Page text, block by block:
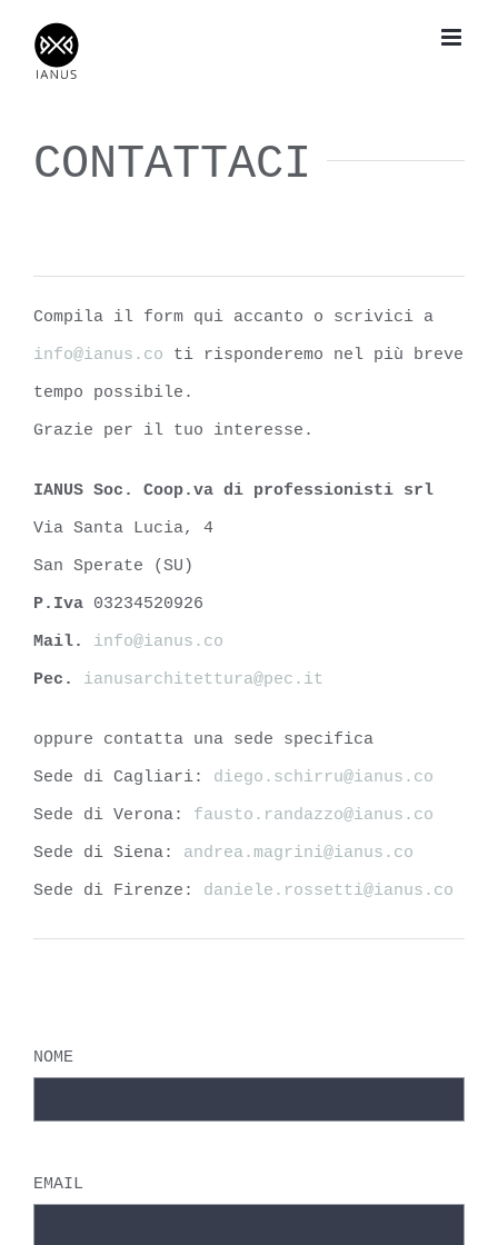
CONTATTACI
Compila il form qui accanto o scrivici a
info@ianus.co ti risponderemo nel più breve
tempo possibile.
Grazie per il tuo interesse.
IANUS Soc. Coop.va di professionisti srl
Via Santa Lucia, 4
San Sperate (SU)
P.Iva03234520926
Mail.
info@ianus.co
Pec.
ianusarchitettura@pec.it
oppure contatta una sede specifica
Sede di Cagliari: diego.schirru@ianus.co
Sede di Verona: fausto.randazzo@ianus.co
Sede di Siena: andrea.magrini@ianus.co
Sede di Firenze: daniele.rossetti@ianus.co
NOME
EMAIL